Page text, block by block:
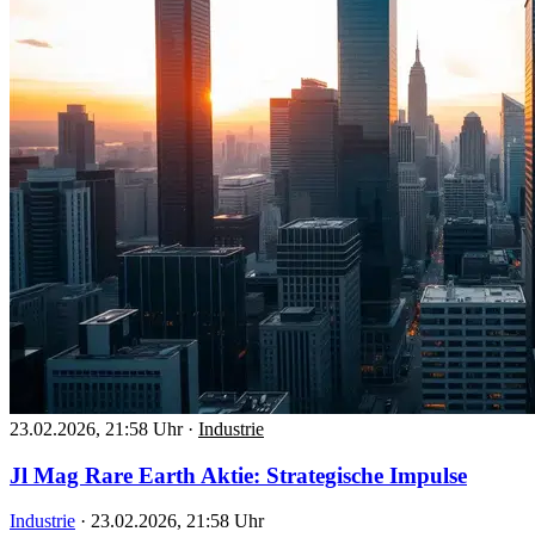
23.02.2026, 21:58 Uhr · Industrie
Jl Mag Rare Earth Aktie: Strategische Impulse
Industrie · 23.02.2026, 21:58 Uhr